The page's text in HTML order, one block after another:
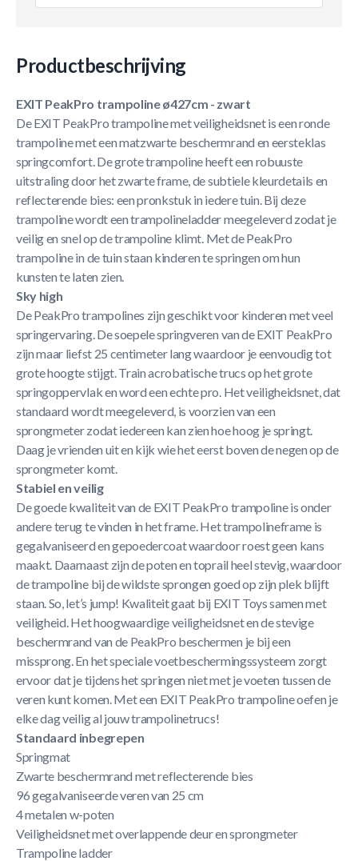
Productbeschrijving
EXIT PeakPro trampoline ø427cm - zwart
De EXIT PeakPro trampoline met veiligheidsnet is een ronde
trampoline met een matzwarte beschermrand en eersteklas
springcomfort. De grote trampoline heeft een robuuste
uitstraling door het zwarte frame, de subtiele kleurdetails en
reflecterende bies: een pronkstuk in iedere tuin. Bij deze
trampoline wordt een trampolineladder meegeleverd zodat je
veilig en snel op de trampoline klimt. Met de PeakPro
trampoline in de tuin staan kinderen te springen om hun
kunsten te laten zien.
Sky high
De PeakPro trampolines zijn geschikt voor kinderen met veel
springervaring. De soepele springveren van de EXIT PeakPro
zijn maar liefst 25 centimeter lang waardoor je eenvoudig tot
grote hoogte stijgt. Train acrobatische trucs op het grote
springoppervlak en word een echte pro. Het veiligheidsnet, dat
standaard wordt meegeleverd, is voorzien van een
sprongmeter zodat iedereen kan zien hoe hoog je springt.
Daag je vrienden uit en kijk wie het eerst boven de negen op de
sprongmeter komt.
Stabiel en veilig
De goede kwaliteit van de EXIT PeakPro trampoline is onder
andere terug te vinden in het frame. Het trampolineframe is
gegalvaniseerd en gepoedercoat waardoor roest geen kans
maakt. Daarnaast zijn de poten en toprail heel stevig, waardoor
de trampoline bij de wildste sprongen goed op zijn plek blijft
staan. So, let’s jump! Kwaliteit gaat bij EXIT Toys samen met
veiligheid. Het hoogwaardige veiligheidsnet en de stevige
beschermrand van de PeakPro beschermen je bij een
missprong. En het speciale voetbeschermingssysteem zorgt
ervoor dat je tijdens het springen niet met je voeten tussen de
veren kunt komen. Met een EXIT PeakPro trampoline oefen je
elke dag veilig al jouw trampolinetrucs!
Standaard inbegrepen
Springmat
Zwarte beschermrand met reflecterende bies
96 gegalvaniseerde veren van 25 cm
4 metalen w-poten
Veiligheidsnet met overlappende deur en sprongmeter
Trampoline ladder